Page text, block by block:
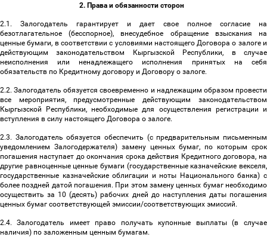
2. Права и обязанности сторон
2.1. Залогодатель гарантирует и дает свое полное согласие на
безотлагательное (бесспорное), внесудебное обращение взыскания на
ценные бумаги, в соответствии с условиями настоящего Договора о залоге и
действующим законодательством Кыргызской Республики, в случае
неисполнения или ненадлежащего исполнения принятых на себя
обязательств по Кредитному договору и Договору о залоге.
2.2. Залогодатель обязуется своевременно и надлежащим образом провести
все мероприятия, предусмотренные действующим законодательством
Кыргызской Республики, необходимые для осуществления регистрации и
вступления в силу настоящего Договора о залоге.
2.3. Залогодатель обязуется обеспечить (с предварительным письменным
уведомлением Залогодержателя) замену ценных бумаг, по которым срок
погашения наступает до окончания срока действия Кредитного договора, на
другие равноценные ценные бумаги (государственные казначейские векселя,
государственные казначейские облигации и ноты Национального банка) с
более поздней датой погашения. При этом замену ценных бумаг необходимо
осуществить за 10 (десять) рабочих дней до наступления даты погашения
ценных бумаг соответствующей эмиссии/соответствующих эмиссий.
2.4. Залогодатель имеет право получать купонные выплаты (в случае
наличия) по заложенным ценным бумагам.